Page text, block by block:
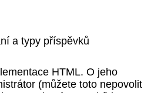
a typy příspěvků
HTML. O jeho
(můžete toto nepovolit